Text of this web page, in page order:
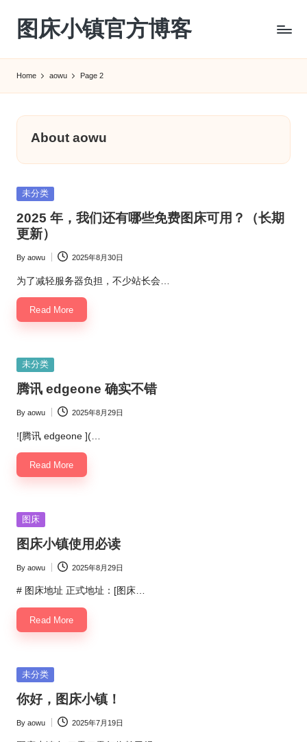
content
图床小镇官方博客
Home aowu Page 2
About aowu
Posted
未分类
2025 年，我们还有哪些免费图床可用？（长期
更新）
Posted
by
By aowu 2025年8月30日
为了减轻服务器负担，不少站长会…
Read More
Posted
未分类
腾讯 edgeone 确实不错
Posted
by
By aowu 2025年8月29日
![腾讯 edgeone ](…
Read More
Posted
图床
图床小镇使用必读
Posted
by
By aowu 2025年8月29日
# 图床地址 正式地址：[图床…
Read More
Posted
未分类
你好，图床小镇！
Posted
By aowu 2025年7月19日